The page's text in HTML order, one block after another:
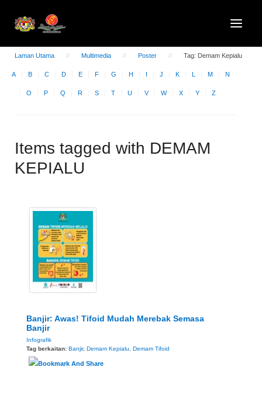
Laman Utama Multimedia Poster Tag: Demam Kepialu
A B C D E F G H I J K L M N
O P Q R S T U V W X Y Z
Items tagged with DEMAM
KEPIALU
Banjir: Awas! Tifoid Mudah Merebak Semasa
Banjir
Infografik
Tag berkaitan: Banjir, Demam Kepialu, Demam Tifoid